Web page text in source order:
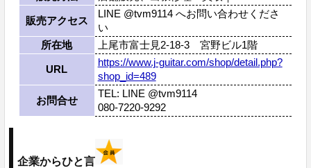
販売アクセス
LINE @tvm9114 へお問い合わせくださ
い
所在地
上尾市富士見2-18-3 宮野ビル1階
URL
https://www.j-guitar.com/shop/detail.php?
shop_id=489
お問合せ
TEL: LINE @tvm9114
080-7220-9292
企業からひと言